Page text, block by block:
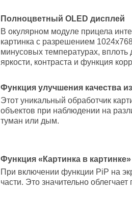
Полноцветный OLED дисплей
В окулярном модуле прицела
картинка с разрешением
минусовых температурах, вплоть
яркости, контраста и функция
Функция улучшения качества
Этот уникальный обработчик
объектов при наблюдении на
туман или дым.
Функция «Картинка в картинке»
При включении функции PiP на
части. Это значительно